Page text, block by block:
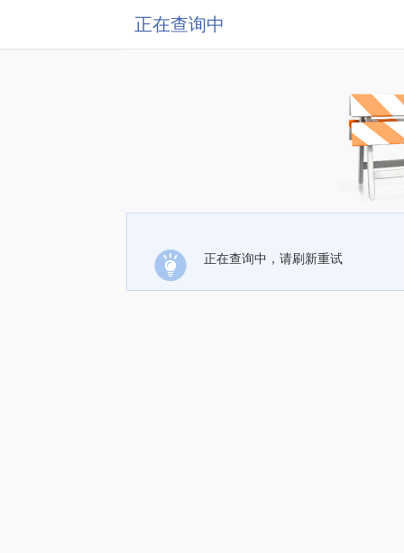
正在查询中
正在查询中，请刷新重试